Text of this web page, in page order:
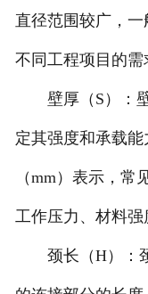
直径范围较广，一
不同工程项目的需
壁厚（S）：壁
定其强度和承载
（mm）表示，常
工作压力、材料强
颈长（H）：颈